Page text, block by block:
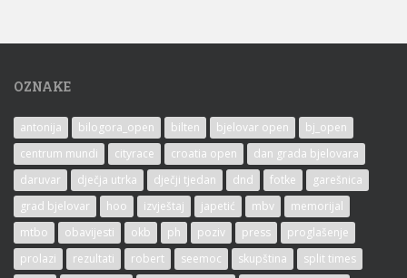
OZNAKE
antonija bilogora_open bilten bjelovar open
bj_open
centrum mundi
cityrace croatia open
dan grada bjelovara
daruvar
dječja utrka dječji tjedan dnd fotke
garešnica
grad bjelovar
hoo izvještaj japetić mbv
memorijal
mtbo
obavijesti okb ph poziv press
proglašenje
prolazi
rezultati robert seemoc skupština
split times